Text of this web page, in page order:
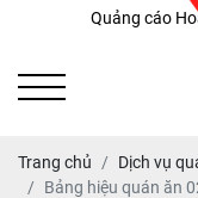
Quảng cáo
Trang chủ Dịch vụ
Bảng hiệu quán ăn